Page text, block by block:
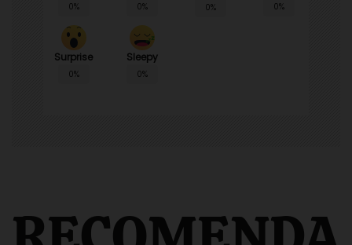
0% 0% 0% 0%
Surprise
0%
Sleepy
0%